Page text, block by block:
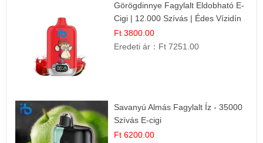
Görögdinnye Fagylalt Eldobható E-
Cigi | 12.000 Szívás | Édes Vízidín
Íz
Ft 3800.00
Eredeti ár： Ft 7251.00
Savanyú Almás Fagylalt Íz - 35000
Szívás E-cigi
Ft 6200.00